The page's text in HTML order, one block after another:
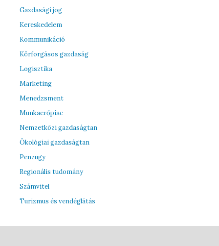
Gazdasági jog
Kereskedelem
Kommunikáció
Körforgásos gazdaság
Logisztika
Marketing
Menedzsment
Munkaerőpiac
Nemzetközi gazdaságtan
Ökológiai gazdaságtan
Penzugy
Regionális tudomány
Számvitel
Turizmus és vendéglátás